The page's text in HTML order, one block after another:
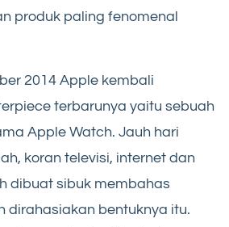
produk paling fenomenal
2014 Apple kembali
terbarunya yaitu sebuah
Apple Watch. Jauh hari
koran televisi, internet dan
dibuat sibuk membahas
dirahasiakan bentuknya itu.